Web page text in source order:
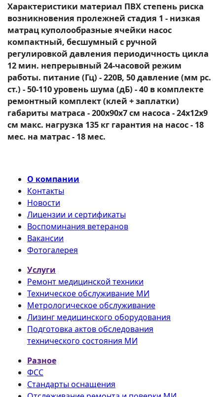
Характеристики материал ПВХ степень риска
возникновения пролежней стадия 1 - низкая
матрац куполообразные ячейки насос
компактный, бесшумный с ручной
регулировкой давления периодичность цикла
12 мин. непрерывный 24-часовой режим
работы. питание (Гц) - 220В, 50 давление (мм рс.
ст.) - 50-110 уровень шума (дБ) - 40 в комплекте
ремонтный комплект (клей + заплатки)
габариты матраса - 200х90х7 см насоса - 24х12х9
см макс. нагрузка 135 кг гарантия на насос - 18
мес. на матрас - 18 мес.
О компании
Контакты
Новости
Лицензии и сертификаты
Воспоминания ветеранов
Вакансии
Фотогалерея
Услуги
Ремонт медицинской техники
Техническое обслуживание МИ
Метрологическое обслуживание
Лизинг медицинского оборудования
Подготовка актов обследования
технического состояния МИ
Разное
ФСС
Стандарты оснащения